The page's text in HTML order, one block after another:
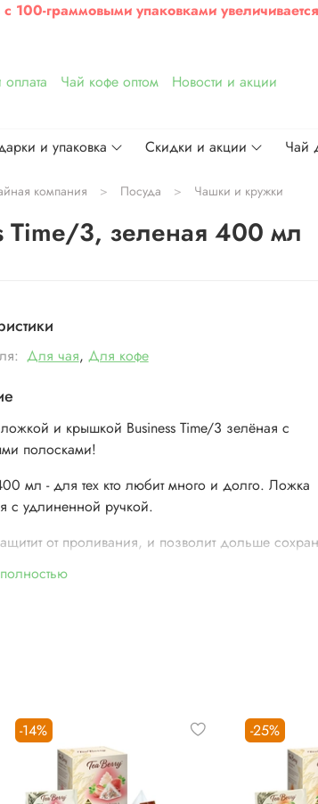
с 100-граммовыми упаковками
Чай кофе оптом Новости и акции
и упаковка Скидки и акции Чай
компания Посуда Чашки и кружки
3, зеленая 400 мл
Для чая, Для кофе
и крышкой Business Time/3 зелёная с
полосками!
мл - для тех кто любит много и долго. Ложка
с удлиненной ручкой.
от проливания, и позволит дольше
напитка.
-14% -25%